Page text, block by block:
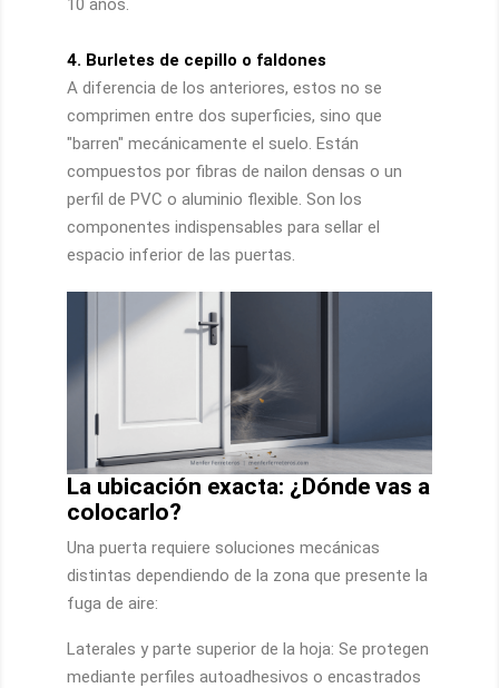
10 años.
4. Burletes de cepillo o faldones
A diferencia de los anteriores, estos no se
comprimen entre dos superficies, sino que
"barren" mecánicamente el suelo. Están
compuestos por fibras de nailon densas o un
perfil de PVC o aluminio flexible. Son los
componentes indispensables para sellar el
espacio inferior de las puertas.
La ubicación exacta: ¿Dónde vas a
colocarlo?
Una puerta requiere soluciones mecánicas
distintas dependiendo de la zona que presente la
fuga de aire:
Laterales y parte superior de la hoja: Se protegen
mediante perfiles autoadhesivos o encastrados